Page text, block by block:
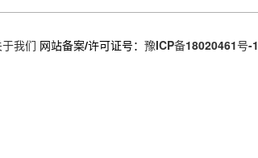
于我们 网站备案/许可证号： 豫ICP备18020461号-1